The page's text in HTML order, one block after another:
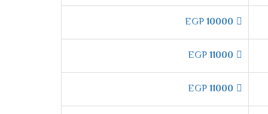
هواء بارد مكيف فى أسرع وقت عند تشغيل
10000
11000
11000